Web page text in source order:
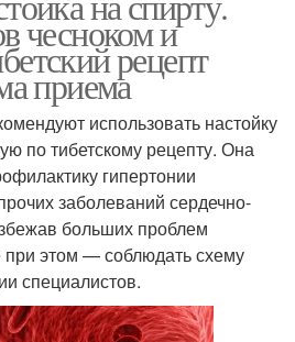
чесноком и
рецепт
приема
использовать настойку
по тибетскому рецепту. Она
гипертонии
заболеваний сердечно-
больших проблем
при этом — соблюдать схему
специалистов.